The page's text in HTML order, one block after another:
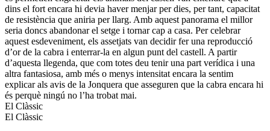
dins el fort encara hi devia haver menjar per dies, per tant, capacitat
de resistència que aniria per llarg. Amb aquest panorama el millor
seria doncs abandonar el setge i tornar cap a casa. Per celebrar
aquest esdeveniment, els assetjats van decidir fer una reproducció
d’or de la cabra i enterrar-la en algun punt del castell. A partir
d’aquesta llegenda, que com totes deu tenir una part verídica i una
altra fantasiosa, amb més o menys intensitat encara la sentim
explicar als avis de la Jonquera que asseguren que la cabra encara hi
és perquè ningú no l’ha trobat mai.
El Clàssic
El Clàssic